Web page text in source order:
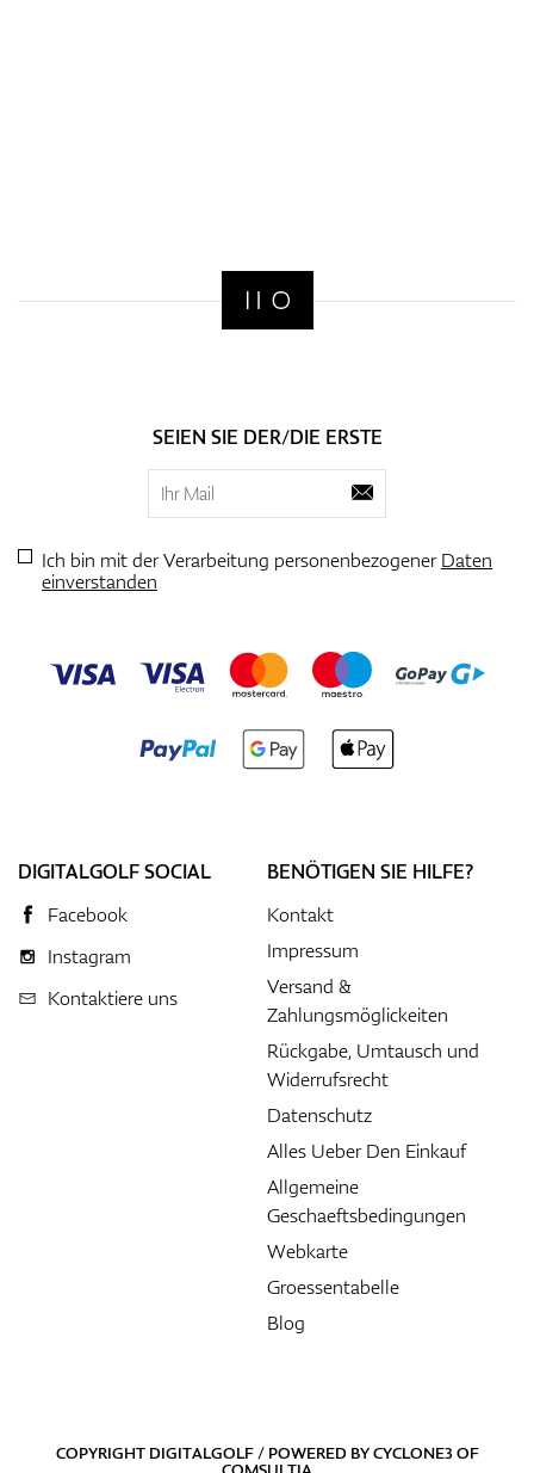
SEIEN SIE DER/DIE ERSTE
Ich bin mit der Verarbeitung personenbezogenerDaten
einverstanden
DIGITALGOLF SOCIAL
Facebook
Instagram
Kontaktiere uns
BENÖTIGEN SIE HILFE?
Kontakt
Impressum
Versand &
Zahlungsmöglickeiten
Rückgabe, Umtausch und
Widerrufsrecht
Datenschutz
Alles Ueber Den Einkauf
Allgemeine
Geschaeftsbedingungen
Webkarte
Groessentabelle
Blog
COPYRIGHT DIGITALGOLF / POWERED BYCYCLONE3OF